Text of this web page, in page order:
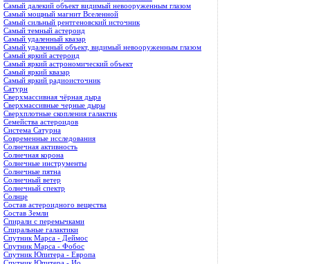
Самый далекий объект видимый невооруженным глазом
Самый мощный магнит Вселенной
Самый сильный рентгеновский источник
Самый темный астероид
Самый удаленный квазар
Самый удаленный объект, видимый невооруженным глазом
Самый яркий астероид
Самый яркий астрономический объект
Самый яркий квазар
Самый яркий радиоисточник
Сатурн
Сверхмассивная чёрная дыра
Сверхмассивные черные дыры
Сверхплотные скопления галактик
Семейства астероидов
Система Сатурна
Современные исследования
Солнечная активность
Солнечная корона
Солнечные инструменты
Солнечные пятна
Солнечный ветер
Солнечный спектр
Солнце
Состав астероидного вещества
Состав Земли
Спирали с перемычками
Спиральные галактики
Спутник Марса - Деймос
Спутник Марса - Фобос
Спутник Юпитера - Европа